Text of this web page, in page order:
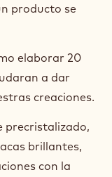
producto se
elaborar 20
a dar
creaciones.
precristalizado,
brillantes,
con la